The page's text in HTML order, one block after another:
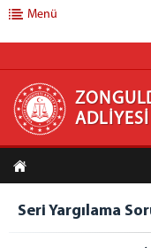
ANASAYFA
BAŞSAVCILIK
Cumhuriyet
Yazı İşleri Müdürlüğü
Menü
ADLİYESİ
Seri Yargılama